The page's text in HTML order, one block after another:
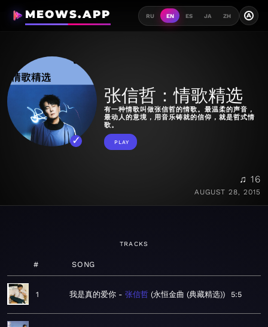
MEOWS.APP RU EN ES JA ZH A
张信哲：情歌精选
有一种情歌叫做张信哲的情歌。最温柔的声音，
最动人的意境，用音乐铸就的信仰，就是哲式情
歌。
PLAY
♫ 16
AUGUST 28, 2015
TRACKS
# SONG
1 我是真的爱你 张信哲 永恒金曲 (典藏精选) 5:5